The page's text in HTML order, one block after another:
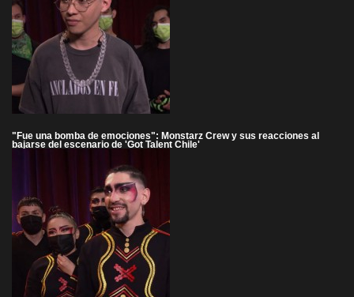
"Fue una bomba de emociones": Monstarz Crew y sus reacciones al
bajarse del escenario de 'Got Talent Chile'